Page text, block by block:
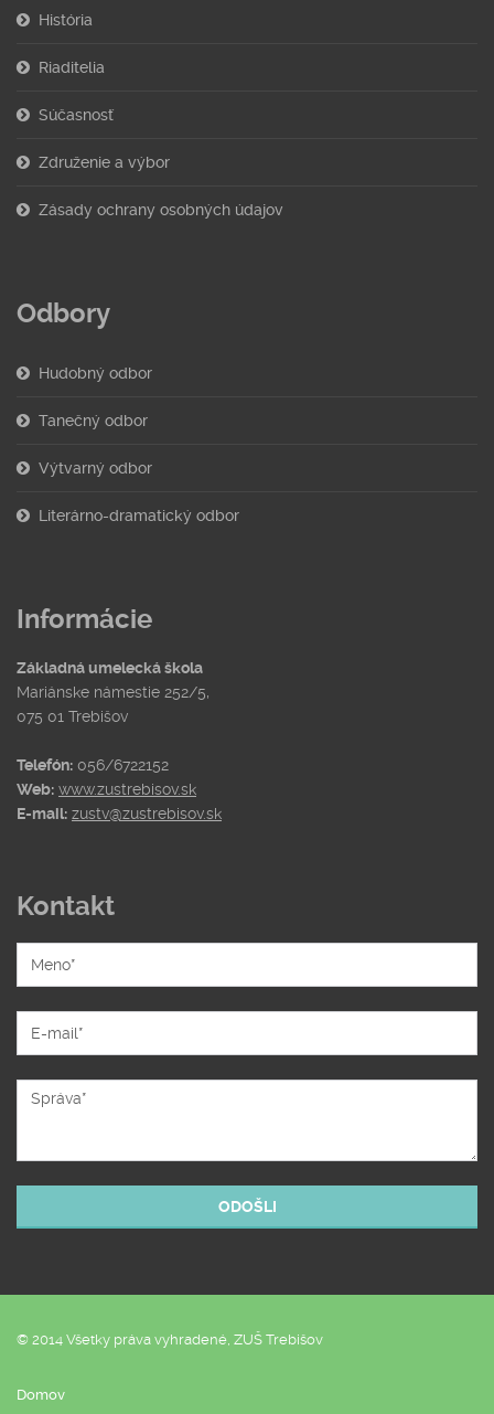
História
Riaditelia
Súčasnosť
Združenie a výbor
Zásady ochrany osobných údajov
Odbory
Hudobný odbor
Tanečný odbor
Výtvarný odbor
Literárno-dramatický odbor
Informácie
Základná umelecká škola
Mariánske námestie 252/5,
075 01 Trebišov
Telefón: 056/6722152
Web: www.zustrebisov.sk
E-mail: zustv@zustrebisov.sk
Kontakt
© 2014 Všetky práva vyhradené, ZUŠ Trebišov
Domov